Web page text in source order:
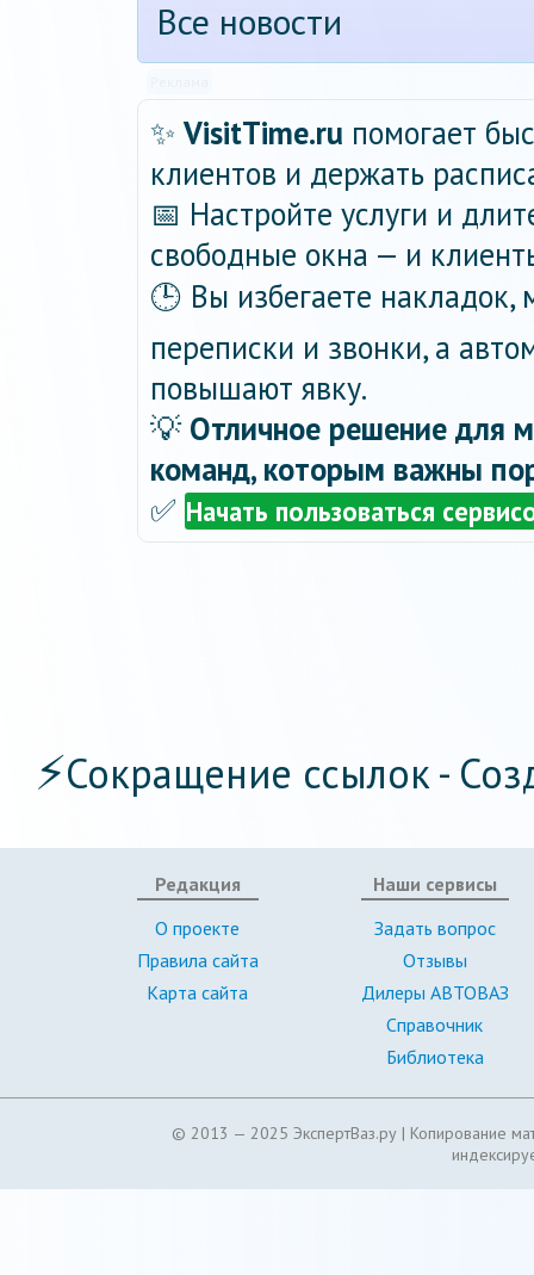
Все новости
✨ VisitTime.ru помогает
клиентов и держать
📅 Настройте услуги и
свободные окна — и
🕒 Вы избегаете
переписки и звонки, а
повышают явку.
💡 Отличное решение для
команд, которым важны
✅ Начать пользоваться
⚡Сокращение ссылок -
Редакция
О проекте
Правила сайта
Карта сайта
Наши сервисы
Задать вопрос
Отзывы
Дилеры АВТОВАЗ
Справочник
Библиотека
© 2013 — 2025 ЭкспертВаз.ру | Копирование